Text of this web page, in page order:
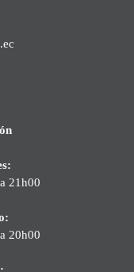
21h00
20h00